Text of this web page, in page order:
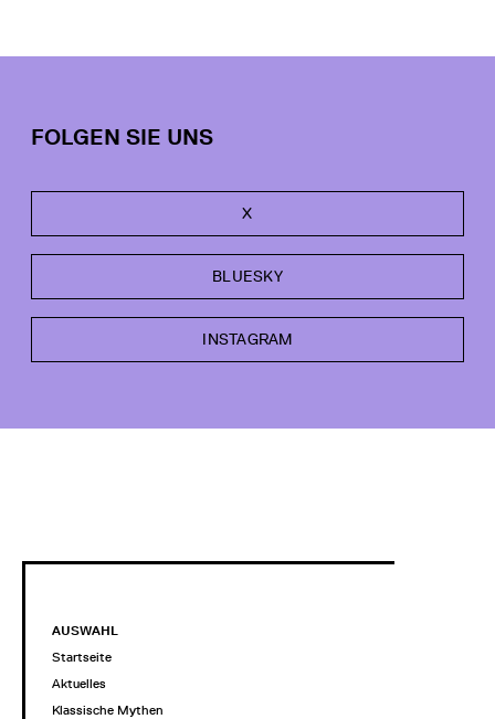
FOLGEN SIE UNS
X
BLUESKY
INSTAGRAM
AUSWAHL
Startseite
Aktuelles
Klassische Mythen